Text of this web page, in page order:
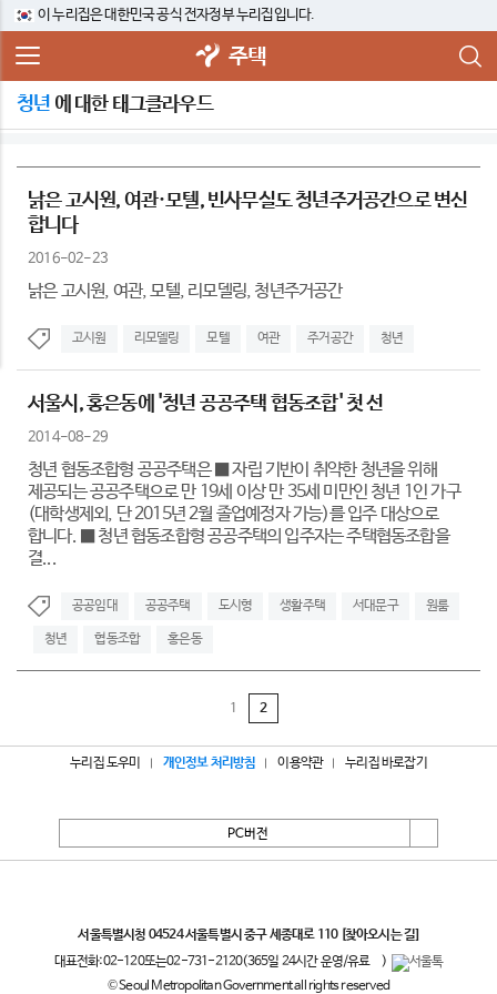
이 누리집은 대한민국 공식 전자정부 누리집입니다.
주택
청년 에 대한 태그클라우드
낡은 고시원, 여관·모텔, 빈사무실도 청년주거공간으로 변신
합니다
2016-02-23
낡은 고시원, 여관, 모텔, 리모델링, 청년주거공간
고시원 리모델링 모텔 여관 주거공간 청년
서울시, 홍은동에 '청년 공공주택 협동조합' 첫 선
2014-08-29
청년 협동조합형 공공주택은 ■ 자립 기반이 취약한 청년을 위해
제공되는 공공주택으로 만 19세 이상 만 35세 미만인 청년 1인 가구
(대학생제외, 단 2015년 2월 졸업예정자 가능)를 입주 대상으로
합니다. ■ 청년 협동조합형 공공주택의 입주자는 주택협동조합을
결...
공공임대 공공주택 도시형 생활주택 서대문구 원룸
청년 협동조합 홍은동
1 2
누리집 도우미 개인정보 처리방침 이용약관 누리집 바로잡기
PC버전
서울특별시청 04524 서울특별시 중구 세종대로 110 [찾아오시는 길]
대표전화:02-120또는02-731-2120(365일 24시간 운영/유료
)
© Seoul Metropolitan Government all rights reserved